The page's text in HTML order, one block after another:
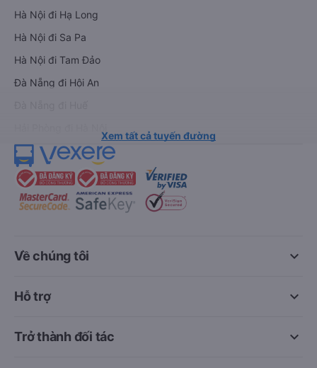
Hà Nội đi Hạ Long
Hà Nội đi Sa Pa
Hà Nội đi Tam Đảo
Đà Nẵng đi Hội An
Xem tất cả tuyến đường
keyboard_arrow_down
Về chúng tôi
keyboard_arrow_down
Hỗ trợ
keyboard_arrow_down
Trở thành đối tác